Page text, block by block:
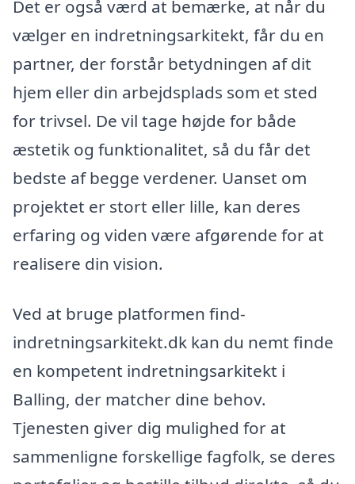
Det er også værd at bemærke, at når du
vælger en indretningsarkitekt, får du en
partner, der forstår betydningen af dit
hjem eller din arbejdsplads som et sted
for trivsel. De vil tage højde for både
æstetik og funktionalitet, så du får det
bedste af begge verdener. Uanset om
projektet er stort eller lille, kan deres
erfaring og viden være afgørende for at
realisere din vision.
Ved at bruge platformen find-
indretningsarkitekt.dk kan du nemt finde
en kompetent indretningsarkitekt i
Balling, der matcher dine behov.
Tjenesten giver dig mulighed for at
sammenligne forskellige fagfolk, se deres